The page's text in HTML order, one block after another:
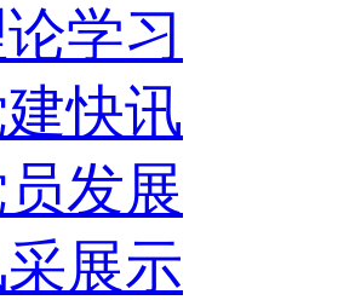
学习
快讯
发展
采展示